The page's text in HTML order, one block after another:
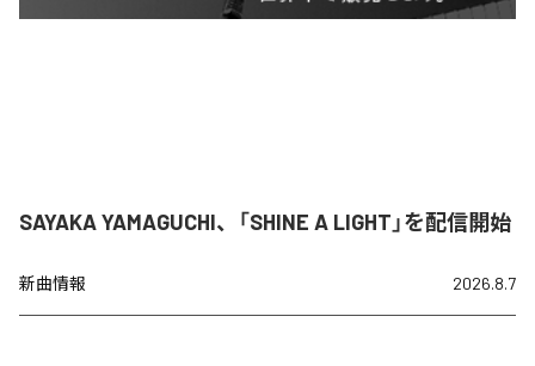
SAYAKA YAMAGUCHI、「SHINE A LIGHT」を配信開始
新曲情報 2026.8.7